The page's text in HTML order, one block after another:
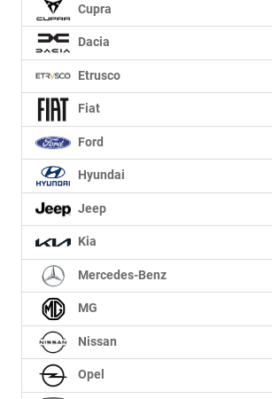
Cupra
Dacia
Etrusco
Fiat
Ford
Hyundai
Jeep
Kia
Mercedes-Benz
MG
Nissan
Opel